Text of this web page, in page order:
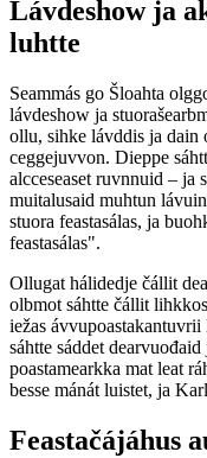
Lávdeshow ja
luhtte
Seammás go Šloahta
lávdeshow ja
ollu, sihke lávddis ja dain
ceggejuvvon. Dieppe
alcceseaset ruvnnuid – ja
muitalusaid muhtun
stuora feastasálas, ja
feastasálas".
Ollugat hálidedje čállit
olbmot sáhtte čállit
iežas
sáhtte sáddet
poastamearkka mat leat
besse mánát luistet, ja
Feastačájáhus